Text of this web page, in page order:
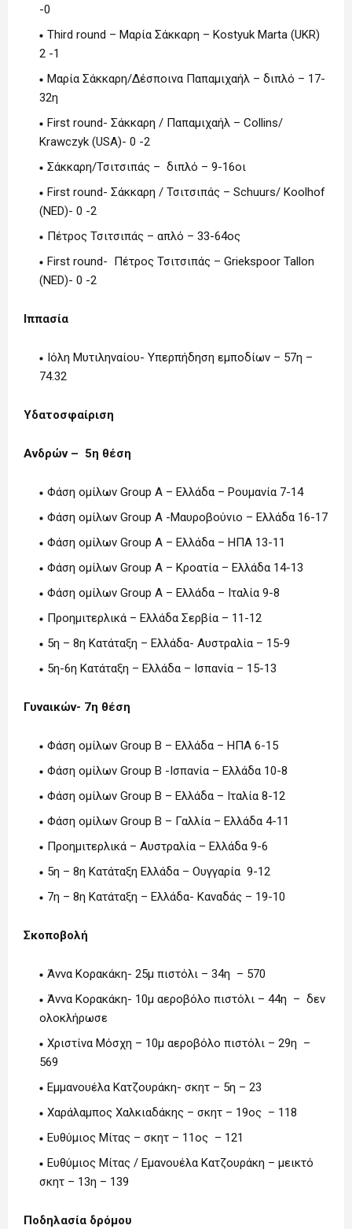
-0
Third round – Μαρία Σάκκαρη – Kostyuk Marta (UKR)
2 -1
Μαρία Σάκκαρη/Δέσποινα Παπαμιχαήλ – διπλό – 17-
32η
First round- Σάκκαρη / Παπαμιχαήλ – Collins/
Krawczyk (USA)- 0 -2
Σάκκαρη/Τσιτσιπάς – διπλό – 9-16οι
First round- Σάκκαρη / Τσιτσιπάς – Schuurs/ Koolhof
(NED)- 0 -2
Πέτρος Τσιτσιπάς – απλό – 33-64ος
First round- Πέτρος Τσιτσιπάς – Griekspoor Tallon
(NED)- 0 -2
Ιππασία
Ιόλη Μυτιληναίου- Υπερπήδηση εμποδίων – 57η –
74.32
Υδατοσφαίριση
Ανδρών – 5η θέση
Φάση ομίλων Group A – Ελλάδα – Ρουμανία 7-14
Φάση ομίλων Group A -Μαυροβούνιο – Ελλάδα 16-17
Φάση ομίλων Group A – Ελλάδα – ΗΠΑ 13-11
Φάση ομίλων Group A – Κροατία – Ελλάδα 14-13
Φάση ομίλων Group A – Ελλάδα – Ιταλία 9-8
Προημιτερλικά – Ελλάδα Σερβία – 11-12
5η – 8η Κατάταξη – Ελλάδα- Αυστραλία – 15-9
5η-6η Κατάταξη – Ελλάδα – Ισπανία – 15-13
Γυναικών- 7η θέση
Φάση ομίλων Group Β – Ελλάδα – ΗΠΑ 6-15
Φάση ομίλων Group Β -Ισπανία – Ελλάδα 10-8
Φάση ομίλων Group Β – Ελλάδα – Ιταλία 8-12
Φάση ομίλων Group Β – Γαλλία – Ελλάδα 4-11
Προημιτερλικά – Αυστραλία – Ελλάδα 9-6
5η – 8η Κατάταξη Ελλάδα – Ουγγαρία 9-12
7η – 8η Κατάταξη – Ελλάδα- Καναδάς – 19-10
Σκοποβολή
Άννα Κορακάκη- 25μ πιστόλι – 34η – 570
Άννα Κορακάκη- 10μ αεροβόλο πιστόλι – 44η – δεν
ολοκλήρωσε
Χριστίνα Μόσχη – 10μ αεροβόλο πιστόλι – 29η –
569
Εμμανουέλα Κατζουράκη- σκητ – 5η – 23
Χαράλαμπος Χαλκιαδάκης – σκητ – 19ος – 118
Ευθύμιος Μίτας – σκητ – 11ος – 121
Ευθύμιος Μίτας / Εμανουέλα Κατζουράκη – μεικτό
σκητ – 13η – 139
Ποδηλασία δρόμου